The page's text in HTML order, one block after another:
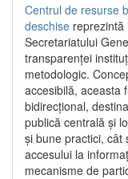
Centrul de resurse
deschise reprezintă
Secretariatului
transparenței
metodologic.
accesibilă, aceasta
bidirecțional,
publică centrală și
și bune practici, cât
accesului la
mecanisme de